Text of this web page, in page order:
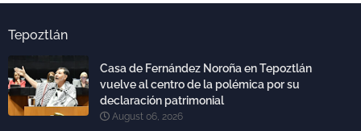
Tepoztlán
Casa de Fernández Noroña en Tepoztlán
vuelve al centro de la polémica por su
declaración patrimonial
August 06, 2026